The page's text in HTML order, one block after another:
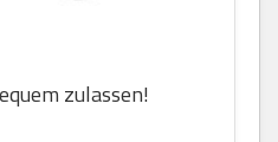
zulassen!